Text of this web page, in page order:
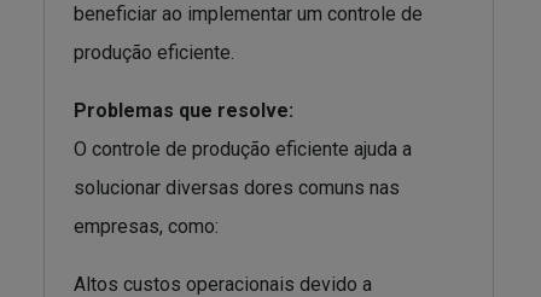
beneficiar ao implementar um controle de
produção eficiente.
Problemas que resolve:
O controle de produção eficiente ajuda a
solucionar diversas dores comuns nas
empresas, como:
Altos custos operacionais devido a